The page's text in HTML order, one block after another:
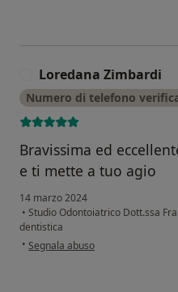
Loredana Zimbardi
Numero di telefono
Bravissima ed
e ti mette a tuo agio
14 marzo 2024
• Studio Odontoiatrico Dott.ssa
dentistica
• secondo l'opinione dell'utente
Segnala abuso